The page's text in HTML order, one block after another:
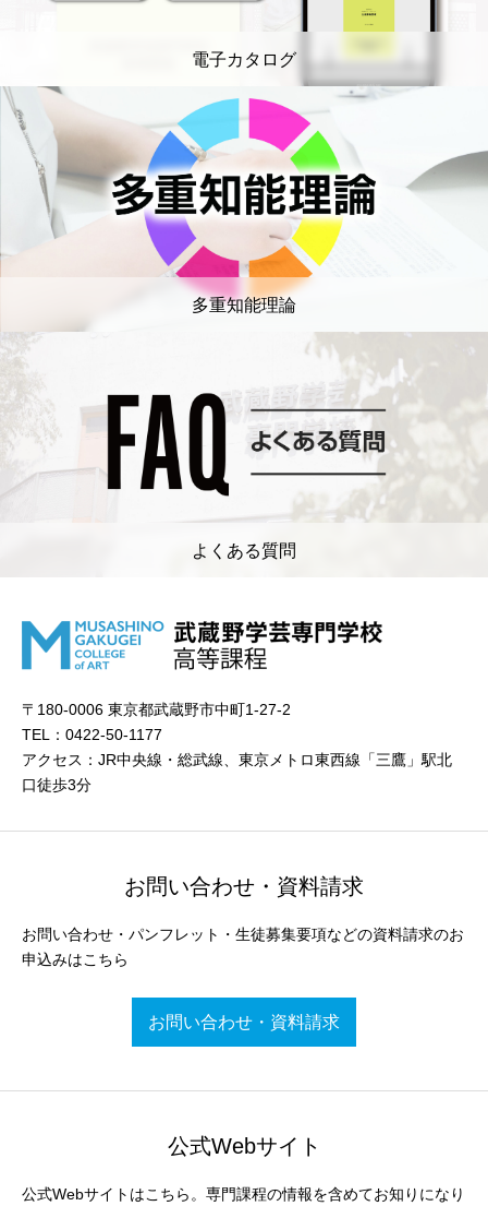
電子カタログ
多重知能理論
よくある質問
〒180-0006 東京都武蔵野市中町1-27-2
TEL：0422-50-1177
アクセス：JR中央線・総武線、東京メトロ東西線「三鷹」駅北
口徒歩3分
お問い合わせ・資料請求
お問い合わせ・パンフレット・生徒募集要項などの資料請求のお
申込みはこちら
お問い合わせ・資料請求
公式Webサイト
公式Webサイトはこちら。専門課程の情報を含めてお知りになり